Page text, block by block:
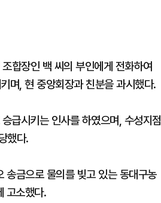
합장인 백 씨의 부인에게 전화하여
며, 현 중앙회장과 친분을 과시했다.
급시키는 인사를 하였으며, 수성지점
했다.
금으로 물의를 빚고 있는 동대구농
고소했다.